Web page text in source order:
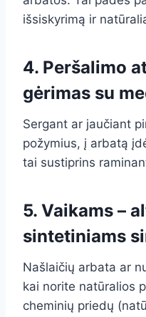
išsiskyrimą ir
4. Peršalimo
gėrimas su
Sergant ar jaučiant
požymius, į arbatą
tai sustiprins
5. Vaikams –
sintetiniams
Našlaičių arbata ar
kai norite natūralios
cheminių priedų